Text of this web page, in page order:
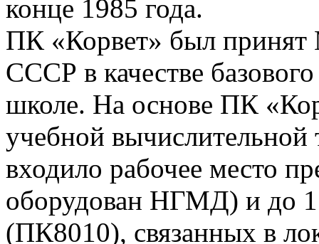
конце 1985 года.
ПК «Корвет» был принят
СССР в качестве
школе. На основе ПК
учебной
входило рабочее место
оборудован НГМД) и до
(ПК8010), связанных в